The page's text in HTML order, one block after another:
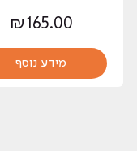
₪ 165.00
מידע נוסף